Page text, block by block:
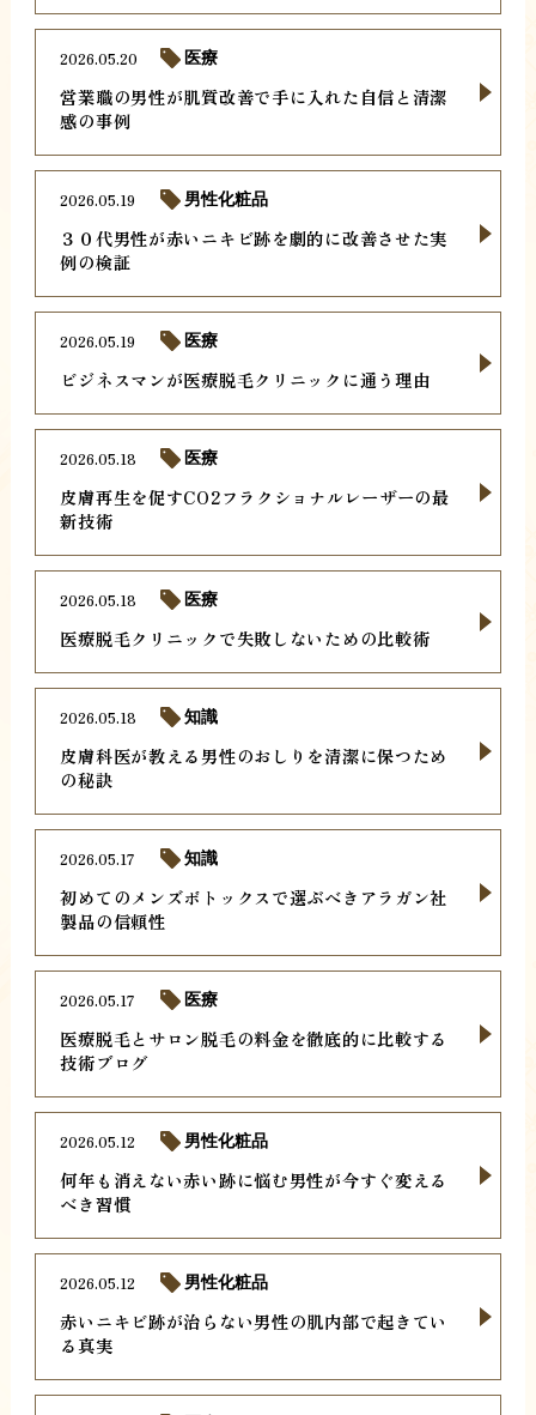
営業職の男性が肌質改善で手に入れた自信と清潔
感の事例
2026.05.20 医療
３０代男性が赤いニキビ跡を劇的に改善させた実
例の検証
2026.05.19 男性化粧品
ビジネスマンが医療脱毛クリニックに通う理由
2026.05.19 医療
皮膚再生を促すCO2フラクショナルレーザーの最
新技術
2026.05.18 医療
医療脱毛クリニックで失敗しないための比較術
2026.05.18 医療
皮膚科医が教える男性のおしりを清潔に保つため
の秘訣
2026.05.18 知識
初めてのメンズボトックスで選ぶべきアラガン社
製品の信頼性
2026.05.17 知識
医療脱毛とサロン脱毛の料金を徹底的に比較する
技術ブログ
2026.05.17 医療
何年も消えない赤い跡に悩む男性が今すぐ変える
べき習慣
2026.05.12 男性化粧品
赤いニキビ跡が治らない男性の肌内部で起きてい
る真実
2026.05.12 男性化粧品